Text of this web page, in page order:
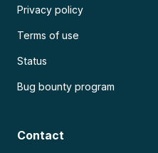
Privacy policy
Terms of use
Status
Bug bounty program
Contact